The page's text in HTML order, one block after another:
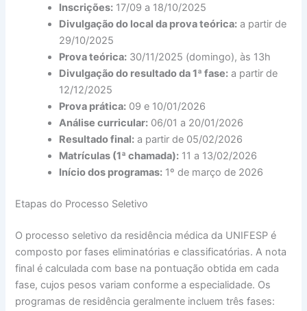
Inscrições: 17/09 a 18/10/2025
Divulgação do local da prova teórica: a partir de
29/10/2025
Prova teórica: 30/11/2025 (domingo), às 13h
Divulgação do resultado da 1ª fase: a partir de
12/12/2025
Prova prática: 09 e 10/01/2026
Análise curricular: 06/01 a 20/01/2026
Resultado final: a partir de 05/02/2026
Matrículas (1ª chamada): 11 a 13/02/2026
Início dos programas: 1º de março de 2026
Etapas do Processo Seletivo
O processo seletivo da residência médica da UNIFESP é
composto por fases eliminatórias e classificatórias. A nota
final é calculada com base na pontuação obtida em cada
fase, cujos pesos variam conforme a especialidade. Os
programas de residência geralmente incluem três fases: